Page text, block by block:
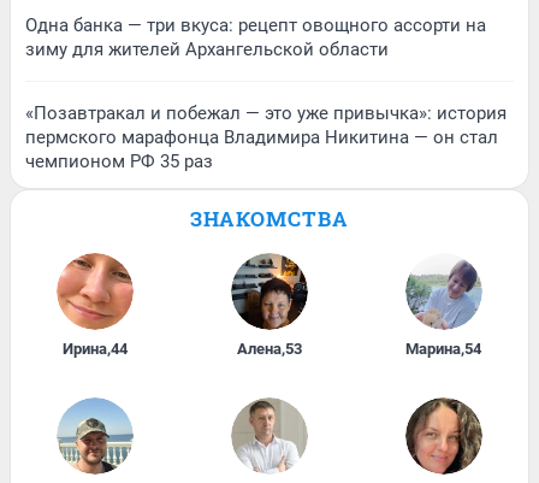
Одна банка — три вкуса: рецепт овощного ассорти на
зиму для жителей Архангельской области
«Позавтракал и побежал — это уже привычка»: история
пермского марафонца Владимира Никитина — он стал
чемпионом РФ 35 раз
ЗНАКОМСТВА
Ирина,44 Алена,53 Марина,54